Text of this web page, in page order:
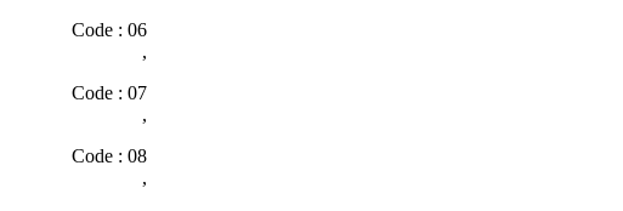
Code : 06
,
Code : 07
,
Code : 08
,